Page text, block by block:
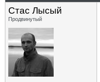
Стас Лысый
Продвинутый